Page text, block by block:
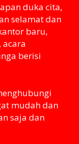
duka cita,
selamat dan
baru,
acara
berisi
mudah dan
saja dan